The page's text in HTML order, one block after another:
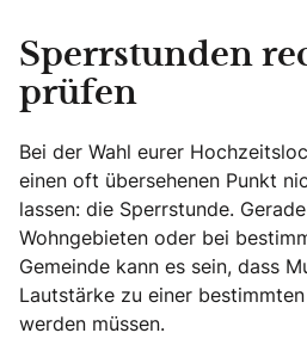
Sperrstunden
prüfen
Bei der Wahl eurer
einen oft übersehenen Punkt
lassen: die Sperrstunde.
Wohngebieten oder bei
Gemeinde kann es sein, dass
Lautstärke zu einer
werden müssen.